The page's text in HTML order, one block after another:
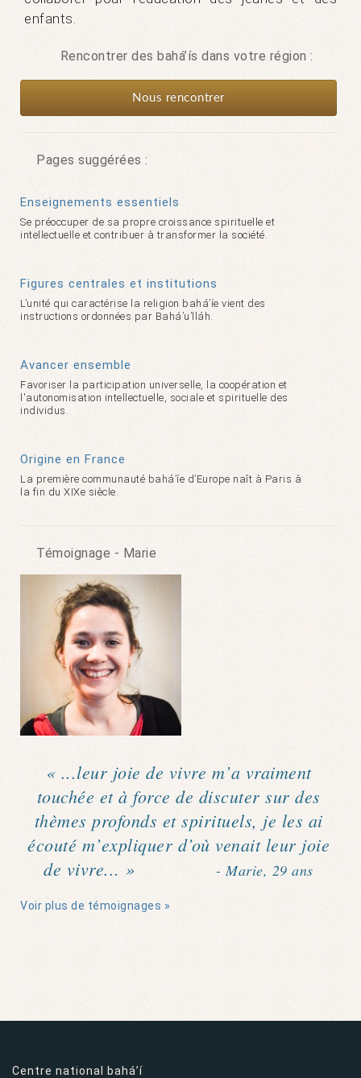
enfants.
Rencontrer des bahá’ís dans votre région :
Nous rencontrer
Pages suggérées :
Enseignements essentiels
Se préoccuper de sa propre croissance spirituelle et
intellectuelle et contribuer à transformer la société.
Figures centrales et institutions
L’unité qui caractérise la religion bahá’íe vient des
instructions ordonnées par Bahá’u’lláh.
Avancer ensemble
Favoriser la participation universelle, la coopération et
l'autonomisation intellectuelle, sociale et spirituelle des
individus.
Origine en France
La première communauté bahá’íe d’Europe naît à Paris à
la fin du XIXe siècle.
Témoignage - Marie
« ...leur joie de vivre m’a vraiment
touchée et à force de discuter sur des
thèmes profonds et spirituels, je les ai
écouté m’expliquer d’où venait leur joie
de vivre... »
- Marie, 29 ans
Voir plus de témoignages »
Centre national bahá’í